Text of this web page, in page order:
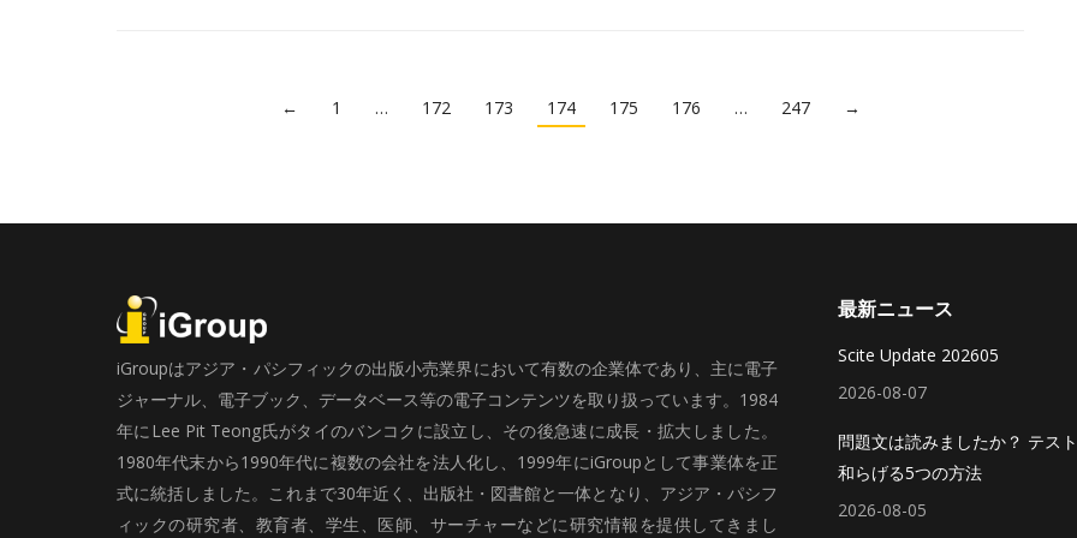
← 1 … 172 173 174 175 176 … 247 →
iGroupはアジア・パシフィックの出版小売業界において有数の企業体であり、主に電子
ジャーナル、電子ブック、データベース等の電子コンテンツを取り扱っています。1984
年にLee Pit Teong氏がタイのバンコクに設立し、その後急速に成長・拡大しました。
1980年代末から1990年代に複数の会社を法人化し、1999年にiGroupとして事業体を正
式に統括しました。これまで30年近く、出版社・図書館と一体となり、アジア・パシフ
ィックの研究者、教育者、学生、医師、サーチャーなどに研究情報を提供してきまし
最新ニュース
Scite Update 202605
2026-08-07
問題文は読みましたか？ テス
和らげる5つの方法
2026-08-05